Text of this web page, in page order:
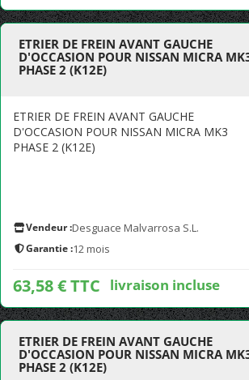
ETRIER DE FREIN AVANT GAUCHE
D'OCCASION POUR NISSAN MICRA
PHASE 2 (K12E)
ETRIER DE FREIN AVANT GAUCHE
D'OCCASION POUR NISSAN MICRA MK3
PHASE 2 (K12E)
Vendeur :Desguace Malvarrosa S.L.
Garantie :12 mois
63,58 € TTC livraison incluse
ETRIER DE FREIN AVANT GAUCHE
D'OCCASION POUR NISSAN MICRA
PHASE 2 (K12E)